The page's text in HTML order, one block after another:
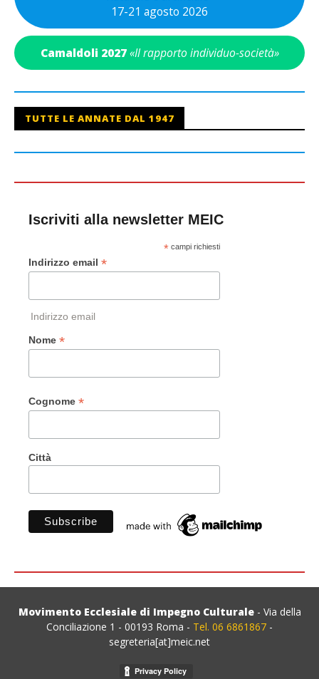
17-21 agosto 2026
Camaldoli 2027 «Il rapporto individuo-società»
TUTTE LE ANNATE DAL 1947
Iscriviti alla newsletter MEIC
*campi richiesti
Indirizzo email *
Indirizzo email
Nome *
Cognome *
Città
Movimento Ecclesiale di Impegno Culturale- Via della
Conciliazione 1 - 00193 Roma - Tel. 06 6861867 -
segreteria[at]meic.net